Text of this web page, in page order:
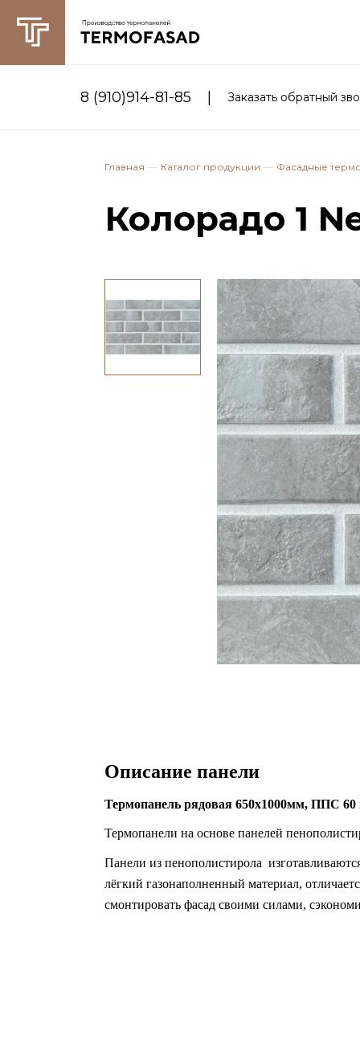
8 (910)914-81-85 | Заказать обратный
Главная Каталог продукции Фасадные
Колорадо 1
Описание панели
Термопанель рядовая 650х1000мм, ППС
Термопанели на основе панелей
Панели из пенополистирола
лёгкий газонаполненный материал,
смонтировать фасад своими силами,